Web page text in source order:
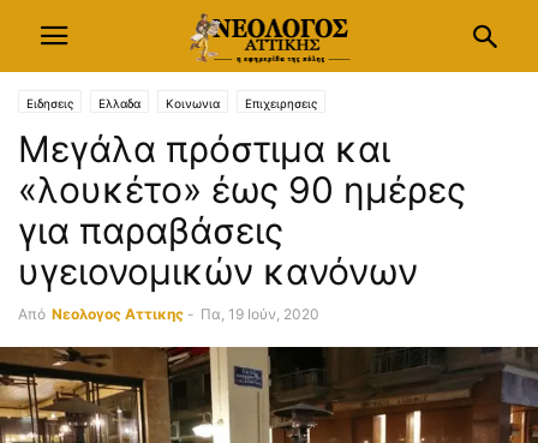
Ειδησεις Ελλαδα Κοινωνια Επιχειρησεις
Μεγάλα πρόστιμα και
«λουκέτο» έως 90 ημέρες
για παραβάσεις
υγειονομικών κανόνων
Από Νεολογος Αττικης - Πα, 19 Ιούν, 2020